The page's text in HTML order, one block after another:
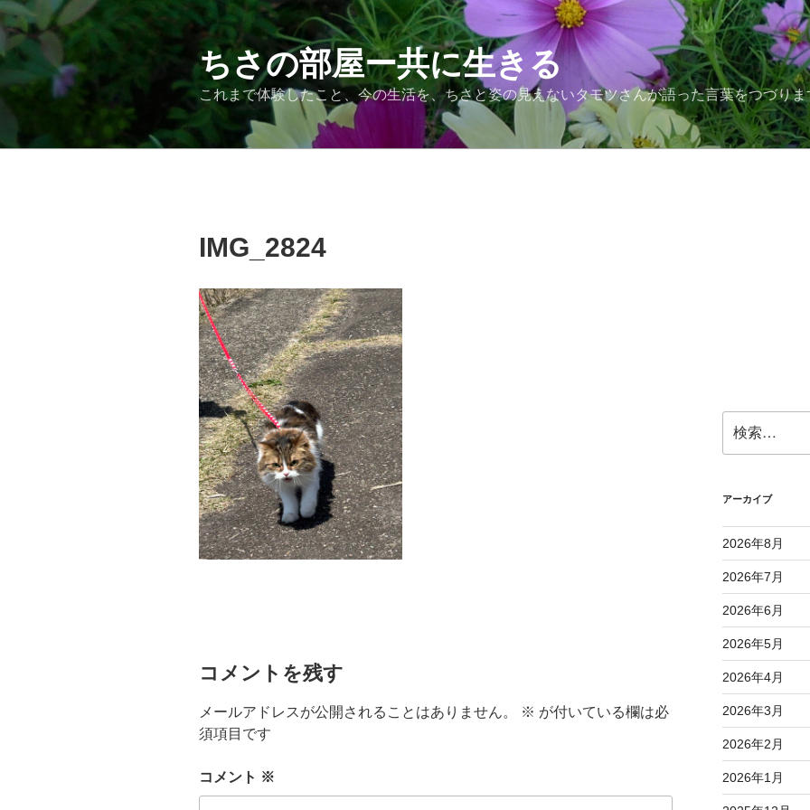
コ
ン
テ
ツ
ちさの部屋ー共に生きる
これまで体験したこと、今の生活を、ちさと姿の見えないタモツさんが語った言葉をつづりま
IMG_2824
コメントを残す
メールアドレスが公開されることはありません。 ※ が付いている欄は必
須項目です
コメント ※
索:
アーカイブ
2026年8月
2026年7月
2026年6月
2026年5月
2026年4月
2026年3月
2026年2月
2026年1月